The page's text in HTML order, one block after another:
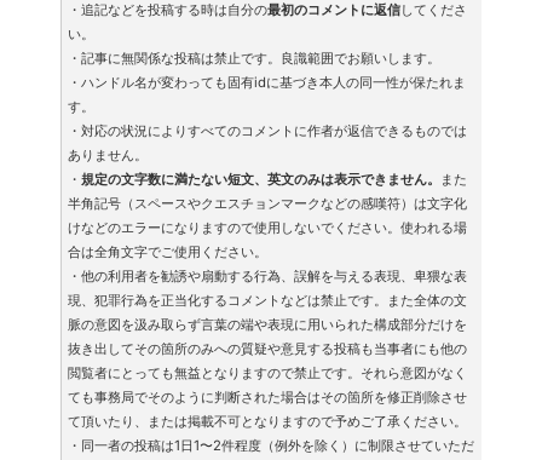
・追記などを投稿する時は自分の最初のコメントに返信してくださ
い。
・記事に無関係な投稿は禁止です。良識範囲でお願いします。
・ハンドル名が変わっても固有idに基づき本人の同一性が保たれま
す。
・対応の状況によりすべてのコメントに作者が返信できるものでは
ありません。
・ 規定の文字数に満たない短文、英文のみは表示できません。
また
半角記号（スペースやクエスチョンマークなどの感嘆符）は文字化
けなどのエラーになりますので使用しないでください。使われる場
合は全角文字でご使用ください。
・他の利用者を勧誘や扇動する行為、誤解を与える表現、卑猥な表
現、犯罪行為を正当化するコメントなどは禁止です。また全体の文
脈の意図を汲み取らず言葉の端や表現に用いられた構成部分だけを
抜き出してその箇所のみへの質疑や意見する投稿も当事者にも他の
閲覧者にとっても無益となりますので禁止です。それら意図がなく
ても事務局でそのように判断された場合はその箇所を修正削除させ
て頂いたり、または掲載不可となりますので予めご了承ください。
・同一者の投稿は1日1〜2件程度（例外を除く）に制限させていただ